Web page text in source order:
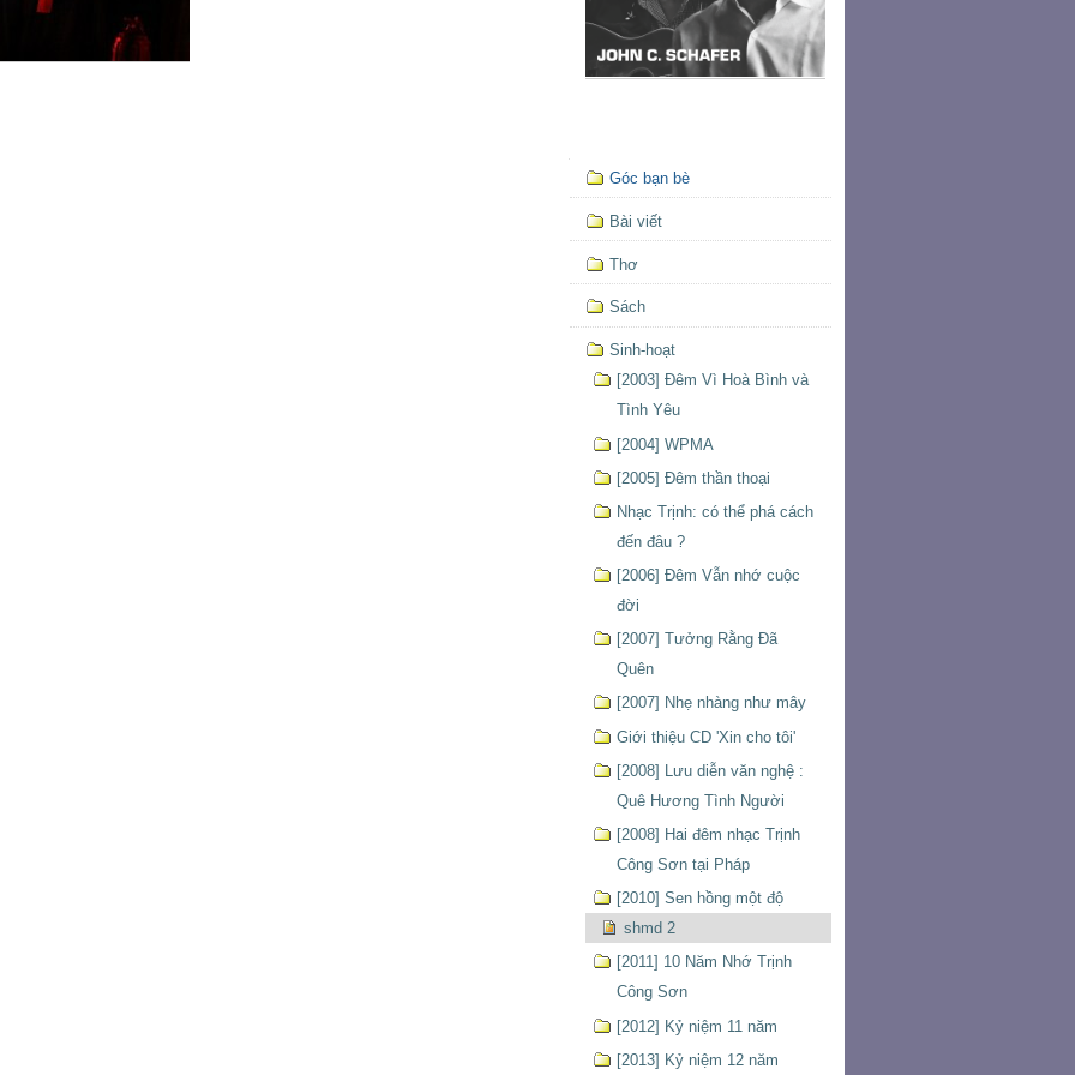
Mục
định
hướng
Góc bạn bè
Bài viết
Thơ
Sách
Sinh-hoạt
[2003] Đêm Vì Hoà Bình và
Tình Yêu
[2004] WPMA
[2005] Đêm thần thoại
Nhạc Trịnh: có thể phá cách
đến đâu ?
[2006] Đêm Vẫn nhớ cuộc
đời
[2007] Tưởng Rằng Đã
Quên
[2007] Nhẹ nhàng như mây
Giới thiệu CD 'Xin cho tôi'
[2008] Lưu diễn văn nghệ :
Quê Hương Tình Người
[2008] Hai đêm nhạc Trịnh
Công Sơn tại Pháp
[2010] Sen hồng một độ
shmd 2
[2011] 10 Năm Nhớ Trịnh
Công Sơn
[2012] Kỷ niệm 11 năm
[2013] Kỷ niệm 12 năm